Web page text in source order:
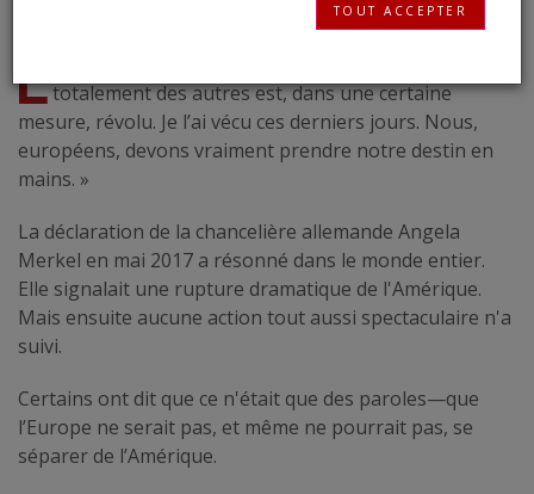
L totalement des autres est, dans une certaine
mesure, révolu. Je l’ai vécu ces derniers jours. Nous,
européens, devons vraiment prendre notre destin en
mains. »
La déclaration de la chancelière allemande Angela
Merkel en mai 2017 a résonné dans le monde entier.
Elle signalait une rupture dramatique de l'Amérique.
Mais ensuite aucune action tout aussi spectaculaire n'a
suivi.
Certains ont dit que ce n'était que des paroles—que
l’Europe ne serait pas, et même ne pourrait pas, se
séparer de l’Amérique.
TOUT ACCEPTER